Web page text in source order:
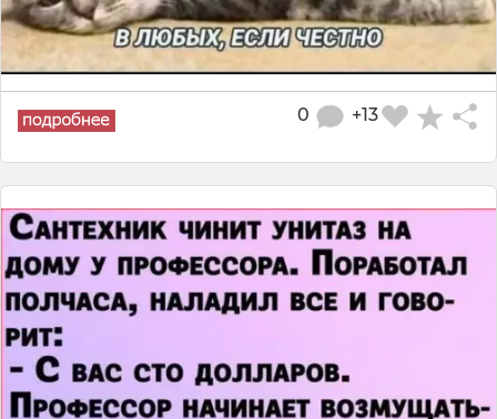
+13
0